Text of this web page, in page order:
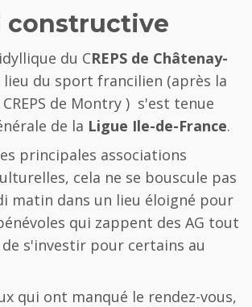
constructive
du CREPS de Châtenay-
lieu du sport francilien (après la
de Montry ) s'est tenue
de la Ligue Ile-de-France.
principales associations
cela ne se bouscule pas
matin dans un lieu éloigné pour
qui zappent des AG tout
s'investir pour certains au
qui ont manqué le rendez-vous,